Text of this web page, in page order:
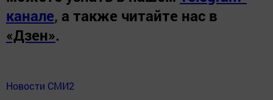
канале, а также читайте нас в
«Дзен».
Новости СМИ2